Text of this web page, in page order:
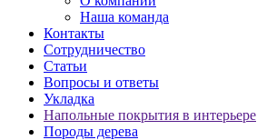
Наша команда
Контакты
Сотрудничество
Статьи
Вопросы и ответы
Укладка
Напольные покрытия в интерьере
Породы дерева